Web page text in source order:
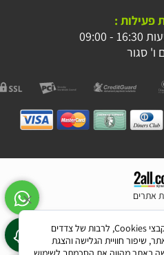
פעילות :
09:00
ו' סגור
אתרים
לידיעתך, באתרנו נעשה שימוש בקבצי Cookies, לרבות של צדדים
שיפור חוויית הגלישה והצגת